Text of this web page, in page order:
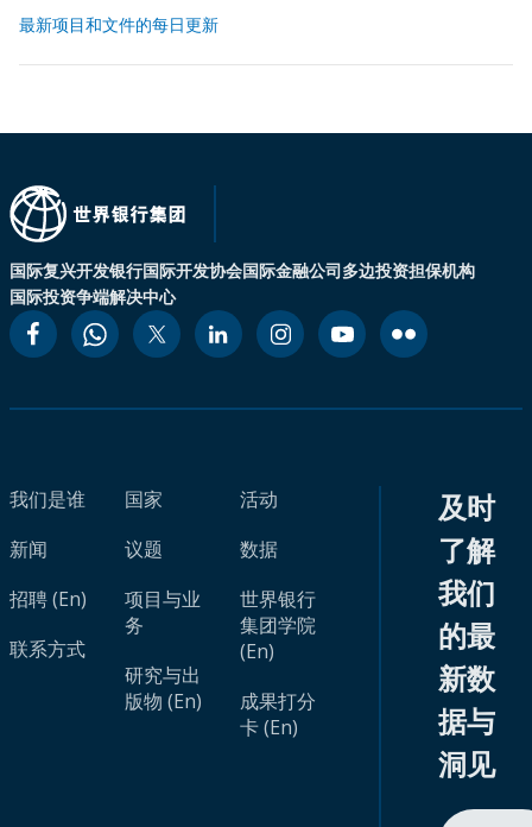
最新项目和文件的每日更新
国际复兴开发银行国际开发协会国际金融公司多边投资担保机构
国际投资争端解决中心
我们是谁
新闻
招聘 (En)
联系方式
国家
议题
项目与业
务
研究与出
版物 (En)
活动
数据
世界银行
集团学院
(En)
成果打分
卡 (En)
及时
了解
我们
的最
新数
据与
洞见